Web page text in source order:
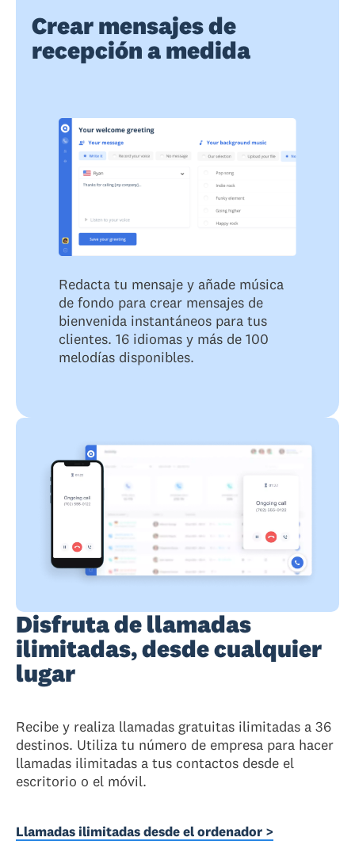
Crear mensajes de
recepción a medida
Redacta tu mensaje y añade música
de fondo para crear mensajes de
bienvenida instantáneos para tus
clientes. 16 idiomas y más de 100
melodías disponibles.
Disfruta de llamadas
ilimitadas, desde cualquier
lugar
Recibe y realiza llamadas gratuitas ilimitadas a 36
destinos. Utiliza tu número de empresa para hacer
llamadas ilimitadas a tus contactos desde el
escritorio o el móvil.
Llamadas ilimitadas desde el ordenador >